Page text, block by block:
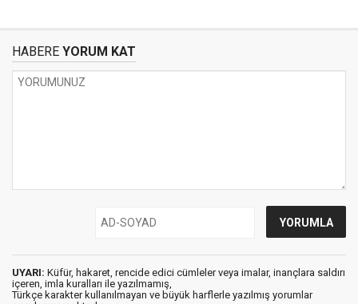
HABERE YORUM KAT
UYARI: Küfür, hakaret, rencide edici cümleler veya imalar, inançlara saldırı
içeren, imla kuralları ile yazılmamış,
Türkçe karakter kullanılmayan ve büyük harflerle yazılmış yorumlar